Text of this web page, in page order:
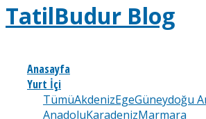
TatilBudur Blog
Anasayfa
Yurt İçi
TümüAkdenizEgeGüneydoğu
AnadoluKaradenizMarmara